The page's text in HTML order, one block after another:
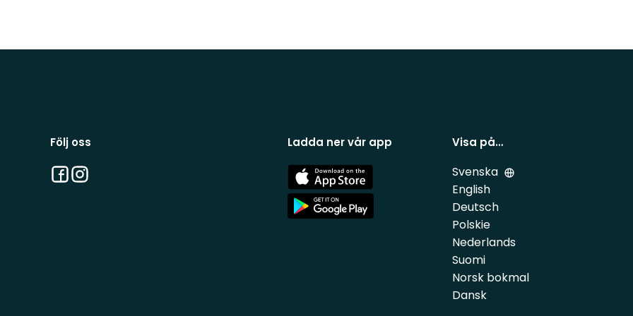
Följ oss
Facebook
Instagram
Ladda ner vår app
App
Store
App
Store
Visa på…
Svenska
English
Deutsch
Polskie
Nederlands
Suomi
Norsk bokmal
Dansk